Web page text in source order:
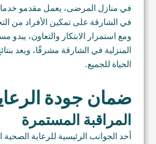
في منازل المرضى، يعمل مقدمو خدمات
في الشارقة على تمكين الأفراد من
ومع استمرار الابتكار والتعاون، يبدو
المنزلية في الشارقة مشرقًا، ويعد
الحياة للجميع.
ضمان جودة
المراقبة المستمرة
أحد الجوانب الرئيسية للرعاية الصحية